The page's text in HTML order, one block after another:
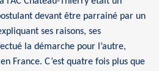
devant être parrainé par un
ses raisons, ses
la démarche pour l’autre,
France. C’est quatre fois plus que